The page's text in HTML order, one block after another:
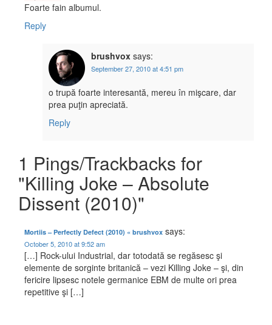
Foarte fain albumul.
Reply
brushvox says:
September 27, 2010 at 4:51 pm
o trupă foarte interesantă, mereu în mişcare, dar
prea puţin apreciată.
Reply
1 Pings/Trackbacks for
"Killing Joke – Absolute
Dissent (2010)"
Mortiis – Perfectly Defect (2010) « brushvox says:
October 5, 2010 at 9:52 am
[…] Rock-ului Industrial, dar totodată se regăsesc şi
elemente de sorginte britanică – vezi Killing Joke – şi, din
fericire lipsesc notele germanice EBM de multe ori prea
repetitive şi […]